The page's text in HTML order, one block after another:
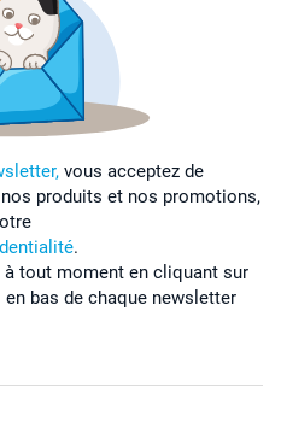
vous acceptez de
produits et nos promotions,
.
tout moment en cliquant sur
bas de chaque newsletter